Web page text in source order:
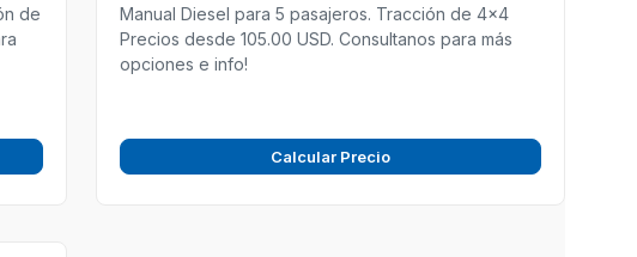
de
Manual Diesel para 5 pasajeros. Tracción de 4x4
Precios desde 105.00 USD. Consultanos para más
opciones e info!
Calcular Precio